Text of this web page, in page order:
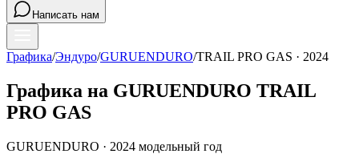
Написать нам
Графика/Эндуро/GURUENDURO/TRAIL PRO GAS · 2024
Графика на GURUENDURO TRAIL
PRO GAS
GURUENDURO · 2024 модельный год